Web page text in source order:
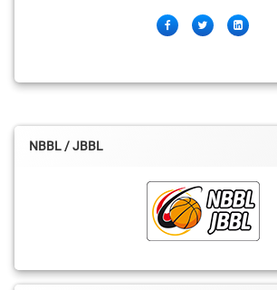
FacebookTwitterLinkedIn
NBBL / JBBL